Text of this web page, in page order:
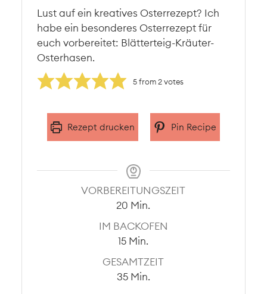
Lust auf ein kreatives Osterrezept? Ich
habe ein besonderes Osterrezept für
euch vorbereitet: Blätterteig-Kräuter-
Osterhasen.
5from2votes
Rezept drucken Pin Recipe
VORBEREITUNGSZEIT
20 Minuten
Min.
IM BACKOFEN
15Minuten
Min.
GESAMTZEIT
35Minuten
Min.